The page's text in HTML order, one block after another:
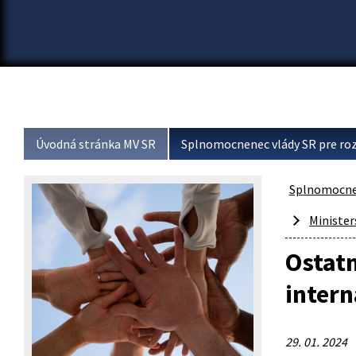
Úvodná stránka MV SR Splnomocnenec vlády SR pre
29. 01. 2024